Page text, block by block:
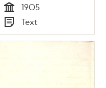
hållet i Stockholm
den 23 nov 1905
Tid
1905
Typ
Text